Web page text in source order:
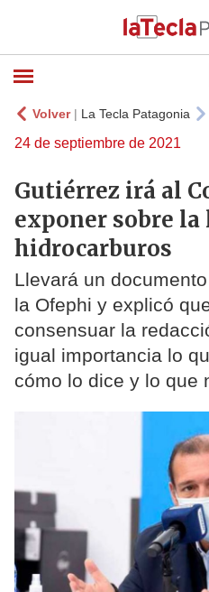
Volver| La Tecla Patagonia
24 de septiembre de 2021
Gutiérrez irá al
exponer sobre la
hidrocarburos
Llevará un
la Ofephi y explicó
consensuar la
igual importancia lo
cómo lo dice y lo que